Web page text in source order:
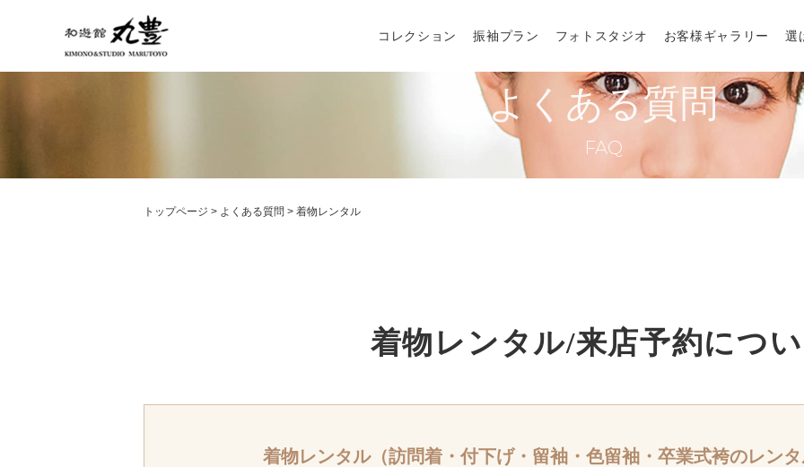
コレクション 振袖プラン
オーダーレンタルプラン
レンタルプラン
フォトスタジオ お客様ギャラリー 選
よくある質問
FAQ
トップページ > よくある質問 > 着物レンタル
着物レンタル/来店予約につ
着物レンタル（訪問着・付下げ・留袖・色留袖・卒業式袴のレン